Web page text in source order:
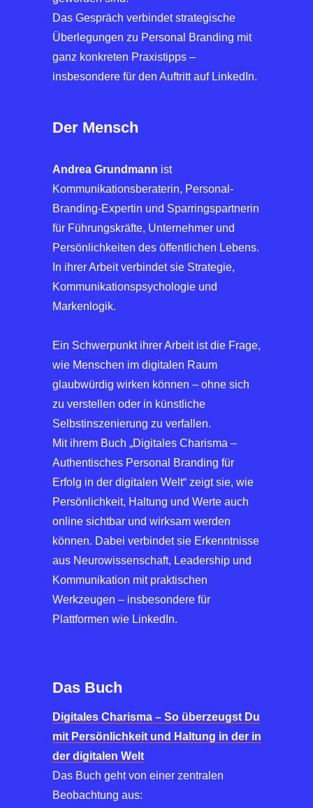
Das Gespräch verbindet strategische
Überlegungen zu Personal Branding mit
ganz konkreten Praxistipps –
insbesondere für den Auftritt auf LinkedIn.
Der Mensch
Andrea Grundmann ist
Kommunikationsberaterin, Personal-
Branding-Expertin und Sparringspartnerin
für Führungskräfte, Unternehmer und
Persönlichkeiten des öffentlichen Lebens.
In ihrer Arbeit verbindet sie Strategie,
Kommunikationspsychologie und
Markenlogik.
Ein Schwerpunkt ihrer Arbeit ist die Frage,
wie Menschen im digitalen Raum
glaubwürdig wirken können – ohne sich
zu verstellen oder in künstliche
Selbstinszenierung zu verfallen.
Mit ihrem Buch „Digitales Charisma –
Authentisches Personal Branding für
Erfolg in der digitalen Welt“ zeigt sie, wie
Persönlichkeit, Haltung und Werte auch
online sichtbar und wirksam werden
können. Dabei verbindet sie Erkenntnisse
aus Neurowissenschaft, Leadership und
Kommunikation mit praktischen
Werkzeugen – insbesondere für
Plattformen wie LinkedIn.
Das Buch
Digitales Charisma – So überzeugst Du
mit Persönlichkeit und Haltung in der in
der digitalen Welt
Das Buch geht von einer zentralen
Beobachtung aus: